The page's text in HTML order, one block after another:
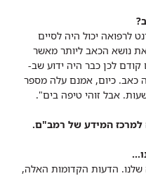
סטודנט לרפואה יכול היה לסיים
נושא הכאב ליותר מאשר
לכן כבר היה ידוע שב-
כאב. כיום, אמנם עלה מספר
למרכז המידע של רמב"ם.
שלנו. הדעות הקדומות האלה,